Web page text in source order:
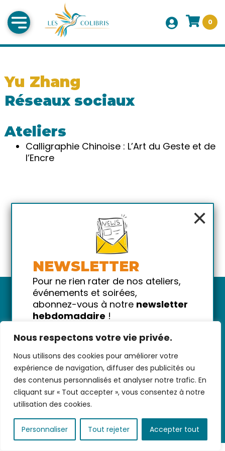
Nous respectons votre vie privée.
Nous utilisons des cookies pour améliorer votre
expérience de navigation, diffuser des publicités ou
des contenus personnalisés et analyser notre trafic. En
cliquant sur « Tout accepter », vous consentez à notre
utilisation des cookies.
Personnaliser Tout rejeter Accepter tout
0
Yu Zhang
Réseaux sociaux
Ateliers
Calligraphie Chinoise : L’Art du Geste et de
l’Encre
Nous contacter- CGV/CGU-Données
personnelles-Infos pratiques-FAQ
coded with ♥ by
×
NEWSLETTER
Pour ne rien rater de nos ateliers,
événements et soirées,
abonnez-vous à notre newsletter
hebdomadaire !
!
Votre email